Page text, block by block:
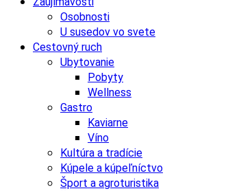
Osobnosti
U susedov vo svete
Cestovný ruch
Ubytovanie
Pobyty
Wellness
Gastro
Kaviarne
Víno
Kultúra a tradície
Kúpele a kúpeľníctvo
Šport a agroturistika